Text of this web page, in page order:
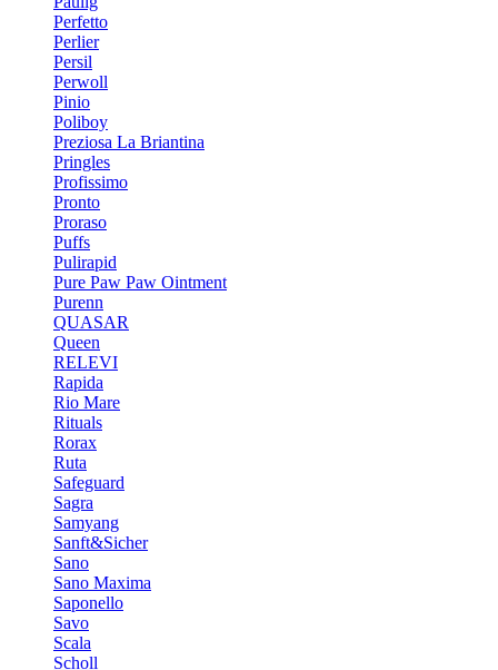
Perfetto
Perlier
Persil
Perwoll
Pinio
Poliboy
Preziosa La Briantina
Pringles
Profissimo
Pronto
Proraso
Puffs
Pulirapid
Pure Paw Paw Ointment
Purenn
QUASAR
Queen
RELEVI
Rapida
Rio Mare
Rituals
Rorax
Ruta
Safeguard
Sagra
Samyang
Sanft&Sicher
Sano
Sano Maxima
Saponello
Savo
Scala
Scholl